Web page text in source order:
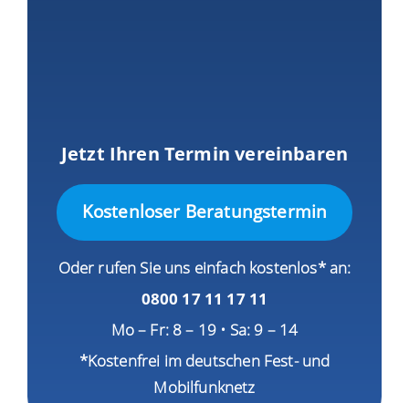
Jetzt Ihren Termin vereinbaren
Kostenloser Beratungstermin
Oder rufen Sie uns einfach kostenlos* an:
0800 17 11 17 11
Mo – Fr: 8 – 19 • Sa: 9 – 14
*Kostenfrei im deutschen Fest- und
Mobilfunknetz